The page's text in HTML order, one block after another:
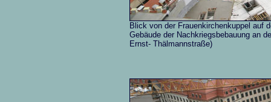
Blick von der Frauenkirchenkuppel auf
Gebäude der Nachkriegsbebauung an
Ernst- Thälmannstraße)